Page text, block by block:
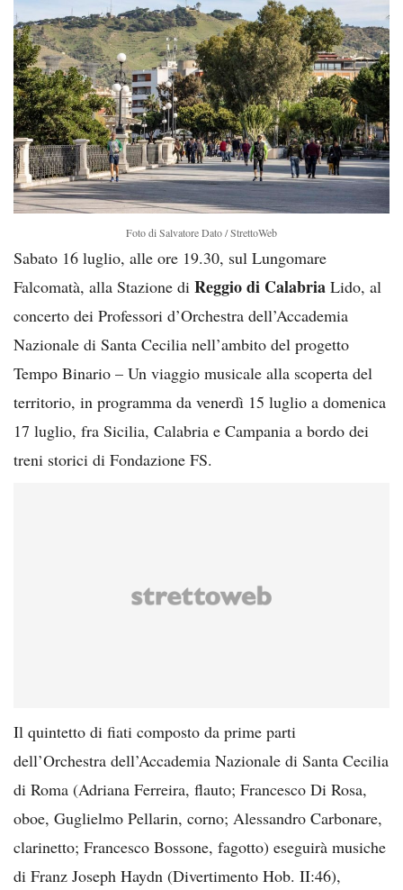
Foto di Salvatore Dato / StrettoWeb
Sabato 16 luglio, alle ore 19.30, sul Lungomare
Falcomatà, alla Stazione di Reggio di Calabria Lido, al
concerto dei Professori d’Orchestra dell’Accademia
Nazionale di Santa Cecilia nell’ambito del progetto
Tempo Binario – Un viaggio musicale alla scoperta del
territorio, in programma da venerdì 15 luglio a domenica
17 luglio, fra Sicilia, Calabria e Campania a bordo dei
treni storici di Fondazione FS.
Il quintetto di fiati composto da prime parti
dell’Orchestra dell’Accademia Nazionale di Santa Cecilia
di Roma (Adriana Ferreira, flauto; Francesco Di Rosa,
oboe, Guglielmo Pellarin, corno; Alessandro Carbonare,
clarinetto; Francesco Bossone, fagotto) eseguirà musiche
di Franz Joseph Haydn (Divertimento Hob. II:46),